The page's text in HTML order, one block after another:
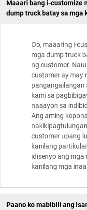
Maaari bang i-customize
dump truck batay sa mga
Oo, maaaring i-
mga dump truck
ng customer.
customer ay may
pangangailangan
kami sa
naaayon sa
Ang aming
customer upang
kanilang
idisenyo ang
kanilang mga
Paano ko mabibili ang